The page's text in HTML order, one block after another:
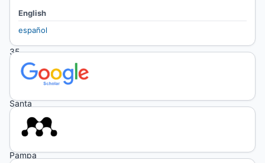
Contact
Ruta
35
334
Santa
Rosa
Pampa
English
español